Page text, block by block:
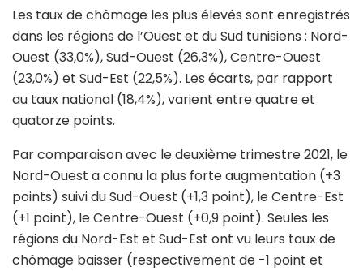
​​​​​​​Les taux de chômage les plus élevés sont enregistrés
dans les régions de l’Ouest et du Sud tunisiens : Nord-
Ouest (33,0%), Sud-Ouest (26,3%), Centre-Ouest
(23,0%) et Sud-Est (22,5%). Les écarts, par rapport
au taux national (18,4%), varient entre quatre et
quatorze points.
Par comparaison avec le deuxième trimestre 2021, le
Nord-Ouest a connu la plus forte augmentation (+3
points) suivi du Sud-Ouest (+1,3 point), le Centre-Est
(+1 point), le Centre-Ouest (+0,9 point). Seules les
régions du Nord-Est et Sud-Est ont vu leurs taux de
chômage baisser (respectivement de -1 point et